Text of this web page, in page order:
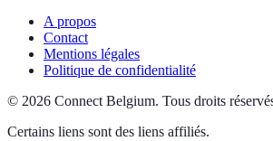
A propos
Contact
Mentions légales
Politique de confidentialité
© 2026 Connect Belgium. Tous droits
Certains liens sont des liens affiliés.